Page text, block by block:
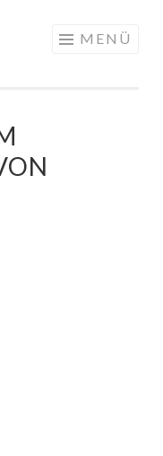
MENÜ